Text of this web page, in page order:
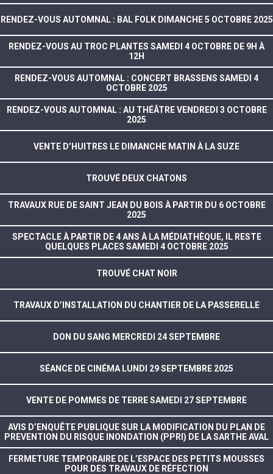
RENDEZ-VOUS AUTOMNAL : BAL FOLK DIMANCHE 5 OCTOBRE 2025
RENDEZ-VOUS AU TROC PLANTES SAMEDI 4 OCTOBRE DE 9H À
12H
RENDEZ-VOUS AUTOMNAL : CONCERT BRASSENS SAMEDI 4
OCTOBRE 2025
RENDEZ-VOUS AUTOMNAL : AU THÉÂTRE VENDREDI 3 OCTOBRE
2025
VENTE D’HUITRES LE DIMANCHE MATIN À LA SUZE
TROUVÉ DEUX CHATONS
TRAVAUX RUE DE SAINT JEAN DU BOIS À PARTIR DU 6 OCTOBRE
2025
SPECTACLE À PARTIR DE 4 ANS À LA MÉDIATHÈQUE, IL RESTE
QUELQUES PLACES SAMEDI 4 OCTOBRE 2025
TROUVÉ CHAT NOIR
TRAVAUX D’INSTALLATION DU CHANTIER DE LA PASSERELLE
DON DU SANG MERCREDI 24 SEPTEMBRE
SÉANCE DE CINÉMA LUNDI 29 SEPTEMBRE 2025
VENTE DE POMMES DE TERRE SAMEDI 27 SEPTEMBRE
AVIS D’ENQUÊTE PUBLIQUE SUR LA MODIFICATION DU PLAN DE
PREVENTION DU RISQUE INONDATION (PPRI) DE LA SARTHE AVAL
FERMETURE TEMPORAIRE DE L’ESPACE DES PETITS MOUSSES
POUR DES TRAVAUX DE RÉFECTION